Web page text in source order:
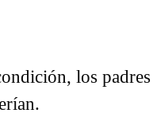
los padres